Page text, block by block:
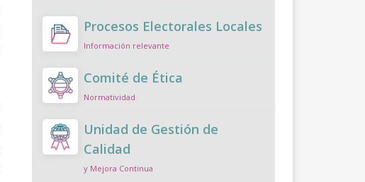
Procesos Electorales Locales
Información relevante
Comité de Ética
Normatividad
Unidad de Gestión de
Calidad
y Mejora Continua